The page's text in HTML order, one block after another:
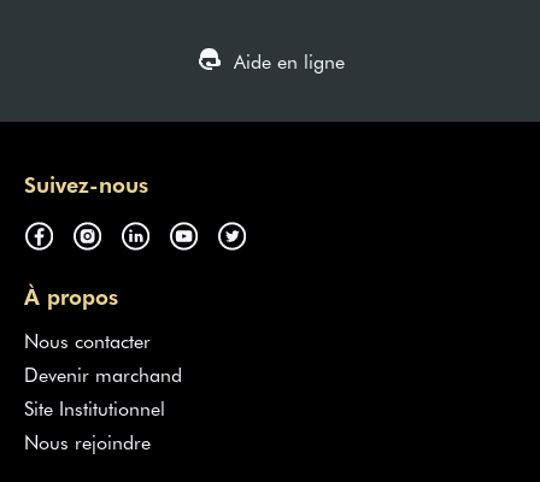
Aide en ligne
Suivez-nous
À propos
Nous contacter
Devenir marchand
Site Institutionnel
Nous rejoindre